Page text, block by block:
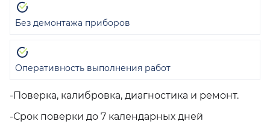
-Поверка, калибровка, диагностика и ремонт.
-Срок поверки до 7 календарных дней
Без демонтажа приборов
Оперативность выполнения работ